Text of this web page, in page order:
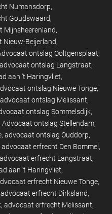
Numansdorp
Goudswaard
Mijnsheerenland
Beijerland
ontslag Ooltgensplaat
advocaat ontslag Langstraat
aan 't Haringvliet
ontslag Nieuwe Tonge
advocaat ontslag Melissant
ontslag Sommelsdijk
Advocaat ontslag Stellendam
advocaat ontslag Ouddorp
advocaat erfrecht Den Bommel
advocaat erfrecht Langstraat
aan 't Haringvliet
erfrecht Nieuwe Tonge
advocaat erfrecht Dirksland
advocaat erfrecht Melissant